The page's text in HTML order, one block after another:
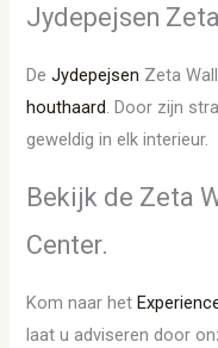
Jydepejsen
DeJydepejsen Zeta
houthaard. Door zijn
geweldig in elk interieur.
Bekijk de Zeta
Center.
Kom naar het
laat u adviseren door